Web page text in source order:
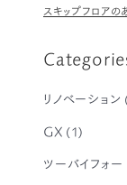
スキップフロア
リノベーション
GX (1)
ツーバイフォー